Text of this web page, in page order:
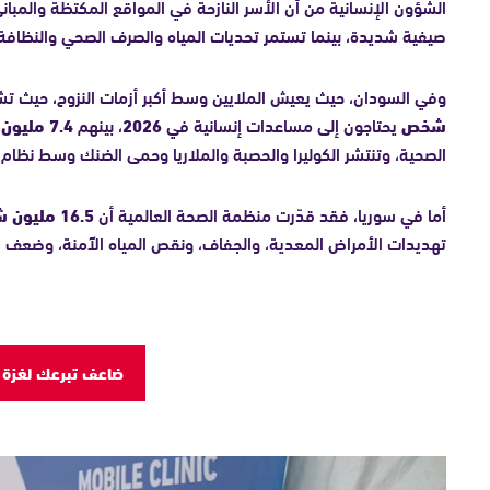
صيفية شديدة، بينما تستمر تحديات المياه والصرف الصحي
وفي السودان، حيث يعيش الملايين وسط أكبر أزمات النزوح، حيث
شخصيحتاجون إلى مساعدات إنسانية في2026، بينهم7.4 مليون نازح
الصحية، وتنتشر الكوليرا والحصبة والملاريا وحمى الضنك وسط
أما في سوريا، فقد قدّرت منظمة الصحة العالمية أن16.5 مليون شخص
تهديدات الأمراض المعدية، والجفاف، ونقص المياه الآمنة،
ضاعف تبرعك لغزة